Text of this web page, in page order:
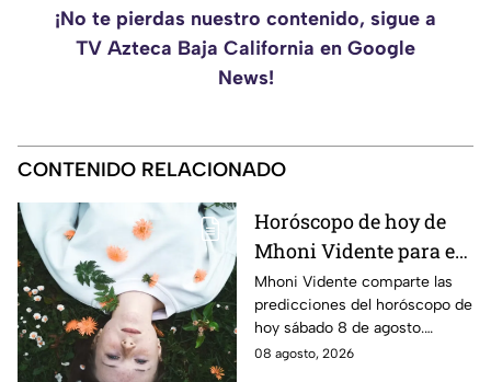
¡No te pierdas nuestro contenido, sigue a
TV Azteca Baja California en Google
News!
CONTENIDO RELACIONADO
Horóscopo de hoy de
Mhoni Vidente para el
sábado 8 de agosto
¡Cierre de ciclo!
Mhoni Vidente comparte las
predicciones del horóscopo de
hoy sábado 8 de agosto.
Descubre qué signos vivirán
08 agosto, 2026